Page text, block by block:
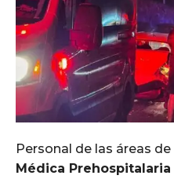
Personal de las áreas de
Médica Prehospitalaria